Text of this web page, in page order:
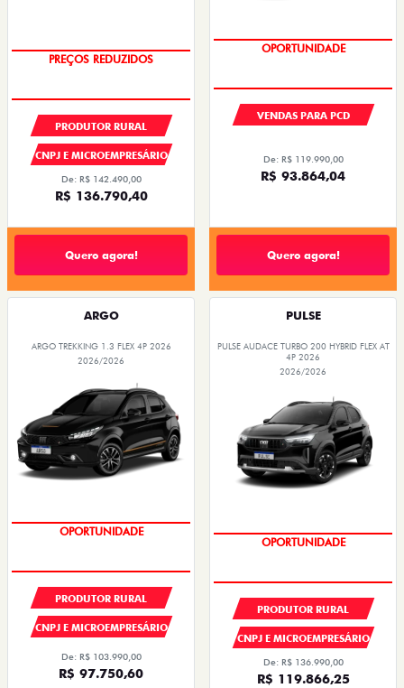
OPORTUNIDADE
PRODUTOR RURAL
CNPJ E MICROEMPRESÁRIO
De: R$ 142.490,00
R$ 136.790,40
Quero agora!
PREÇOS REDUZIDOS
VENDAS PARA PCD
De: R$ 119.990,00
R$ 93.864,04
Quero agora!
ARGO
ARGO TREKKING 1.3 FLEX 4P 2026
2026/2026
PREÇOS REDUZIDOS
PRODUTOR RURAL
CNPJ E MICROEMPRESÁRIO
De: R$ 103.990,00
R$ 97.750,60
PULSE
PULSE AUDACE TURBO 200 HYBRID FLEX AT
4P 2026
2026/2026
PREÇOS REDUZIDOS
PRODUTOR RURAL
CNPJ E MICROEMPRESÁRIO
De: R$ 136.990,00
R$ 119.866,25